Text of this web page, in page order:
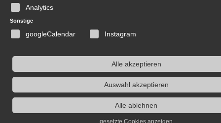
Analytics
Sonstige
googleCalendar Instagram
Alle akzeptieren
Auswahl akzeptieren
Alle ablehnen
gesetzte Cookies anzeigen